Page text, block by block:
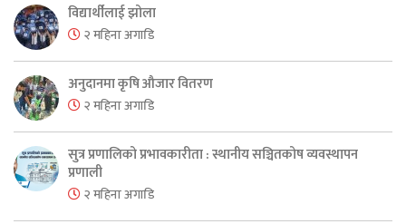
विद्यार्थीलाई झोला
२ महिना अगाडि
अनुदानमा कृषि औजार वितरण
२ महिना अगाडि
सुत्र प्रणालिको प्रभावकारीता : स्थानीय सञ्चितकोष व्यवस्थापन
प्रणाली
२ महिना अगाडि